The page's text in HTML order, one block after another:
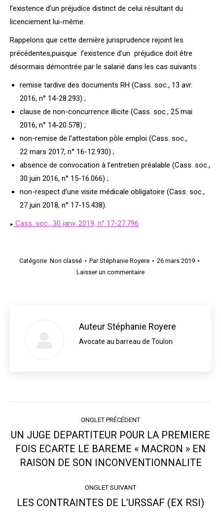
l’existence d’un préjudice distinct de celui résultant du
licenciement lui-même.
Rappelons que cette dernière jurisprudence rejoint les
précédentes,puisque l’existence d’un préjudice doit être
désormais démontrée par le salarié dans les cas suivants :
remise tardive des documents RH (Cass. soc., 13 avr.
2016, n° 14-28.293) ;
clause de non-concurrence illicite (Cass. soc., 25 mai
2016, n° 14-20.578) ;
non-remise de l’attestation pôle emploi (Cass. soc.,
22 mars 2017, n° 16-12.930) ;
absence de convocation à l’entretien préalable (Cass. soc.,
30 juin 2016, n° 15-16.066) ;
non-respect d’une visite médicale obligatoire (Cass. soc.,
27 juin 2018, n° 17-15.438).
Cass. soc., 30 janv. 2019, n° 17-27.796
Catégorie Non classé ParStéphanie Royere
26 mars 2019
Laisser un commentaire
Auteur Stéphanie Royere
Avocate au barreau de Toulon
de
commentaire
ONGLET PRÉCÉDENT
Onglet
précédent
UN JUGE DEPARTITEUR POUR LA PREMIERE
FOIS ECARTE LE BAREME « MACRON » EN
RAISON DE SON INCONVENTIONNALITE
ONGLET SUIVANT
LES CONTRAINTES DE L’URSSAF (EX RSI)